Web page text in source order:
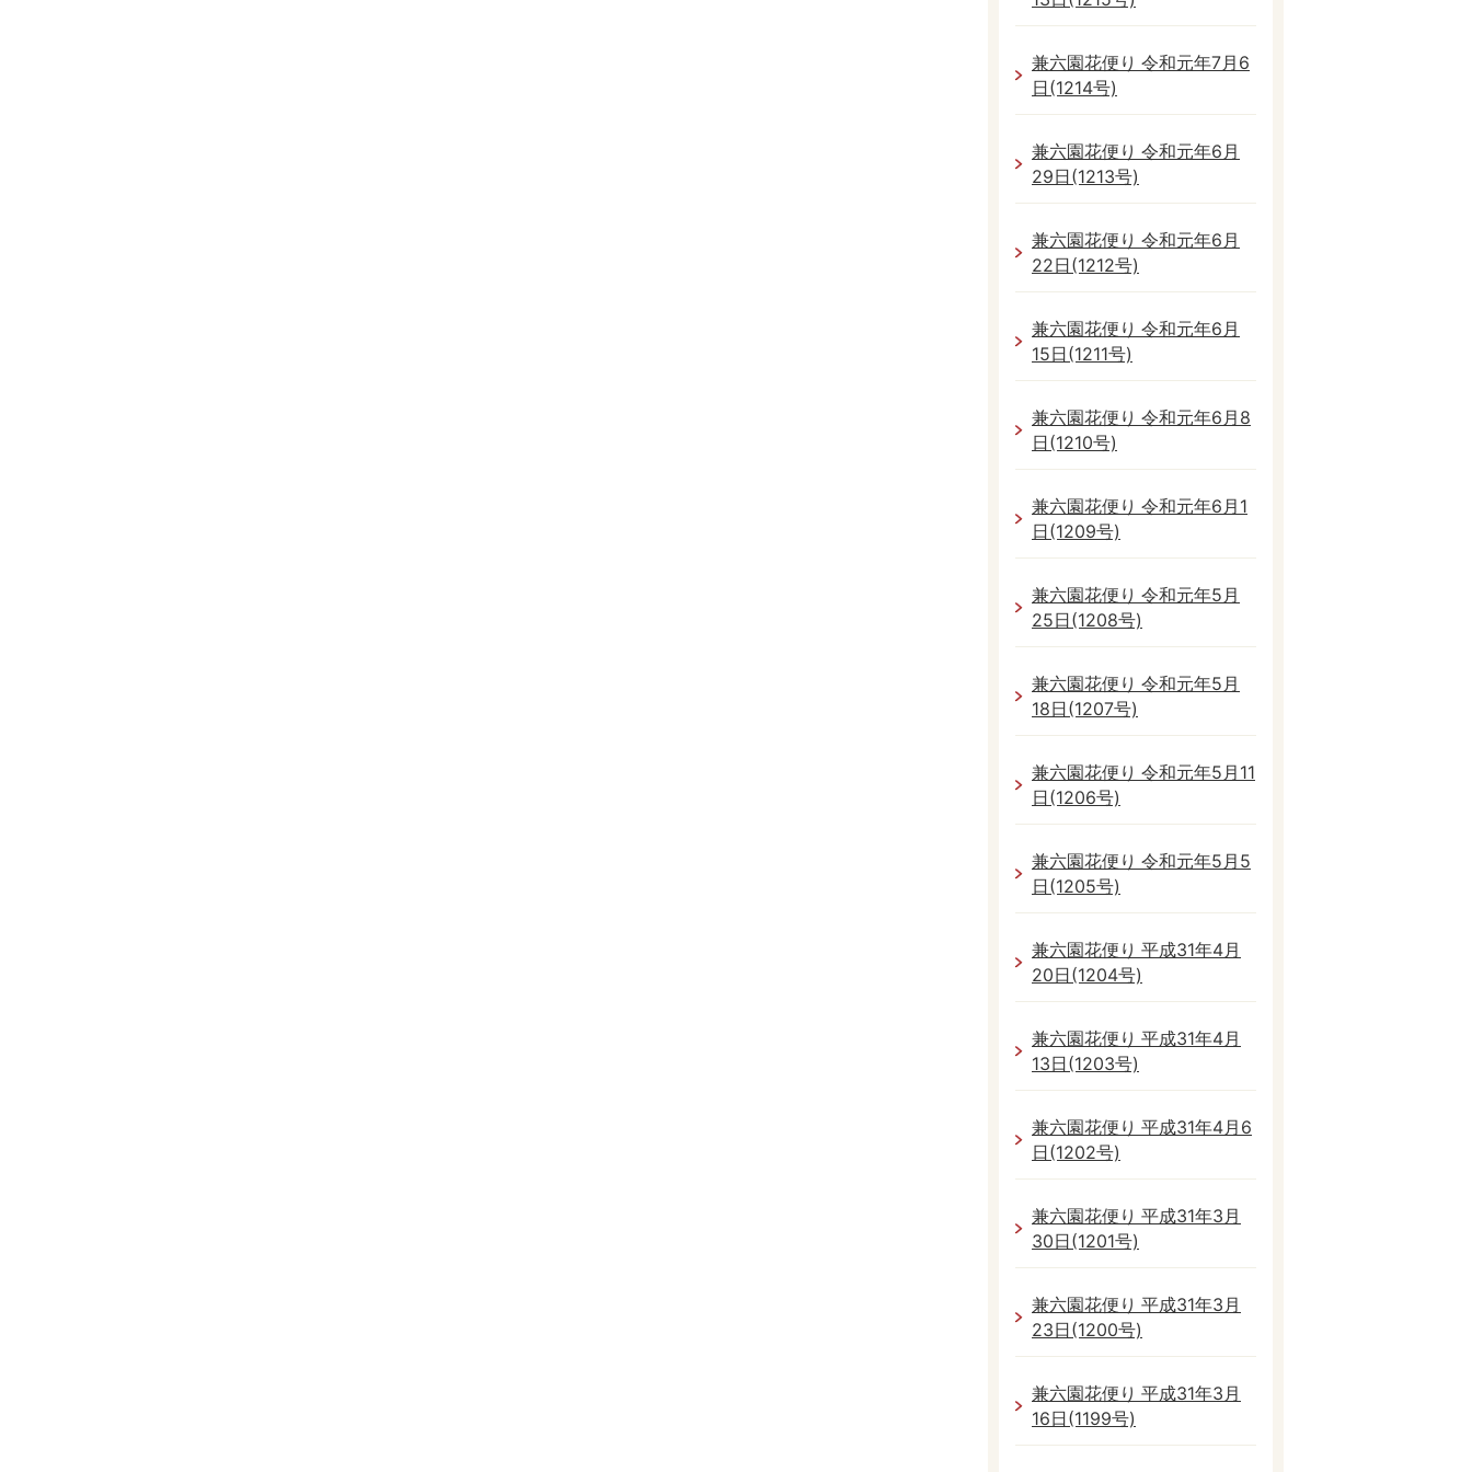
兼六園花便り 令和元年7月6
日(1214号)
兼六園花便り 令和元年6月
29日(1213号)
兼六園花便り 令和元年6月
22日(1212号)
兼六園花便り 令和元年6月
15日(1211号)
兼六園花便り 令和元年6月8
日(1210号)
兼六園花便り 令和元年6月1
日(1209号)
兼六園花便り 令和元年5月
25日(1208号)
兼六園花便り 令和元年5月
18日(1207号)
兼六園花便り 令和元年5月11
日(1206号)
兼六園花便り 令和元年5月5
日(1205号)
兼六園花便り 平成31年4月
20日(1204号)
兼六園花便り 平成31年4月
13日(1203号)
兼六園花便り 平成31年4月6
日(1202号)
兼六園花便り 平成31年3月
30日(1201号)
兼六園花便り 平成31年3月
23日(1200号)
兼六園花便り 平成31年3月
16日(1199号)